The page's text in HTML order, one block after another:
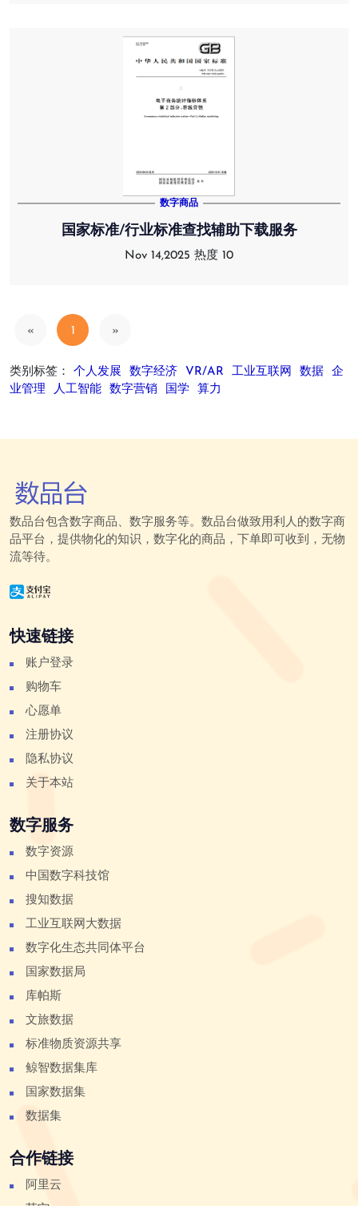
数字商品
国家标准/行业标准查找辅助下载服务
Nov 14,2025 热度 10
« 1 »
类别标签： 个人发展 数字经济 VR/AR 工业互联网 数据
企
业管理
人工智能 数字营销 国学 算力
数品台包含数字商品、数字服务等。数品台做致用利人的数字商
品平台，提供物化的知识，数字化的商品，下单即可收到，无物
流等待。
快速链接
账户登录
购物车
心愿单
注册协议
隐私协议
关于本站
数字服务
数字资源
中国数字科技馆
搜知数据
工业互联网大数据
数字化生态共同体平台
国家数据局
库帕斯
文旅数据
标准物质资源共享
鲸智数据集库
国家数据集
数据集
合作链接
阿里云